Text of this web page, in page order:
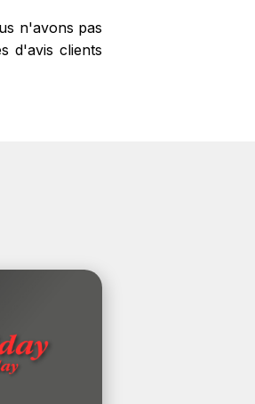
n'avons pas
d'avis clients